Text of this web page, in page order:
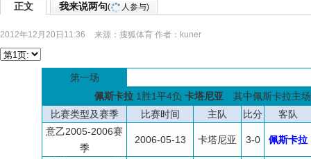
正文 我来说两句( 人参与)
2012年12月20日11:36 来源： 搜狐体育 作者：kuner
第一场
佩斯卡拉 1胜1平4负 卡塔尼亚 其中佩斯卡拉主
比赛类型及赛季
比赛时间 主队 比分
客队
意乙2005-2006赛
季
2006-05-13 卡塔尼亚 3-0 佩斯卡拉